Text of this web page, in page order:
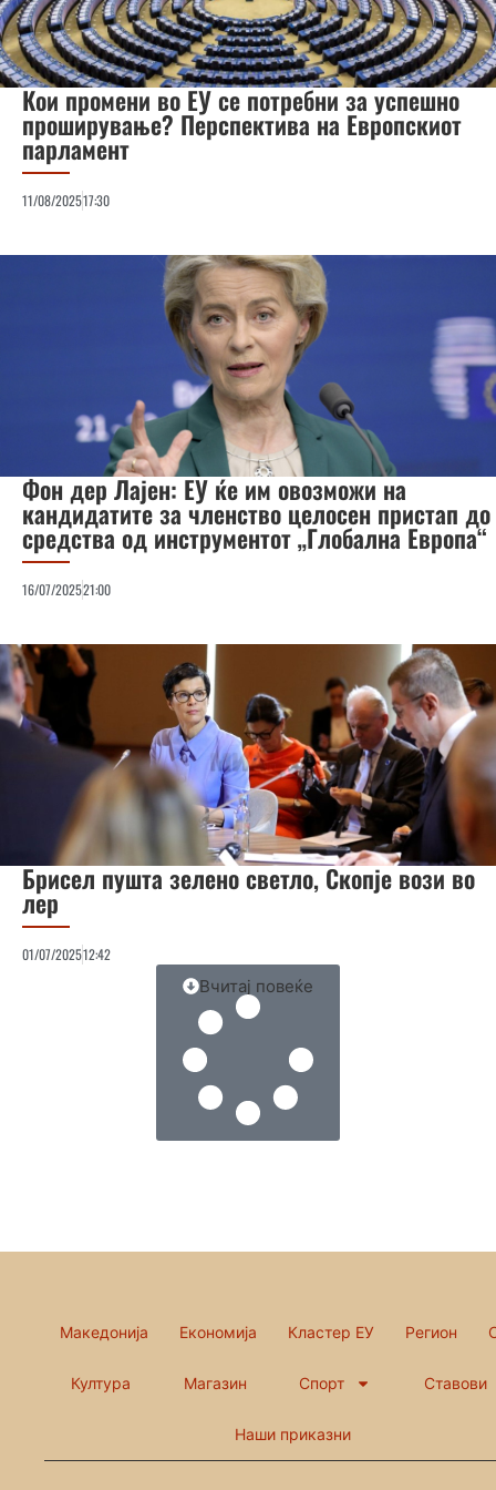
Кои промени во ЕУ се потребни за успешно
проширување? Перспектива на Европскиот
парламент
11/08/202517:30
Фон дер Лајен: ЕУ ќе им овозможи на
кандидатите за членство целосен пристап до
средства од инструментот „Глобална Европа“
16/07/202521:00
Брисел пушта зелено светло, Скопје вози во
лер
01/07/202512:42
Вчитај повеќе
Македонија Економија Кластер ЕУ Регион
Култура Магазин Спорт Ставови
Наши приказни